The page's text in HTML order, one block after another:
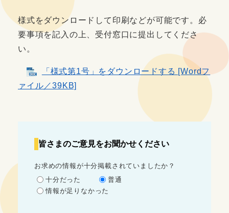
様式をダウンロードして印刷などが可能です。必
要事項を記入の上、受付窓口に提出してくださ
い。
「様式第1号」をダウンロードする [Wordフ
ァイル／39KB]
皆さまのご意見をお聞かせください
お求めの情報が十分掲載されていましたか？
十分だった
普通
情報が足りなかった